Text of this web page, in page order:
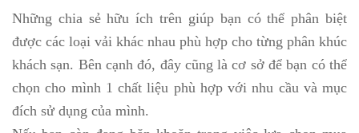
Những chia sẻ hữu ích trên giúp bạn có thể phân biệt
được các loại vải khác nhau phù hợp cho từng phân khúc
khách sạn. Bên cạnh đó, đây cũng là cơ sở để bạn có thể
chọn cho mình 1 chất liệu phù hợp với nhu cầu và mục
đích sử dụng của mình.